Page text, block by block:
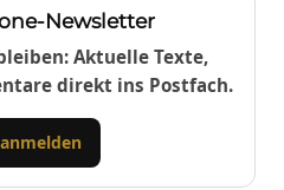
Newsletter
Aktuelle Texte,
direkt ins Postfach.